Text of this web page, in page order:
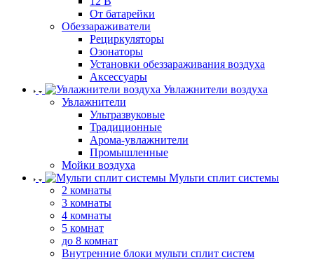
От батарейки
Обеззараживатели
Рециркуляторы
Озонаторы
Установки обеззараживания воздуха
Аксессуары
Увлажнители воздуха
Увлажнители
Ультразвуковые
Традиционные
Арома-увлажнители
Промышленные
Мойки воздуха
Мульти сплит системы
2 комнаты
3 комнаты
4 комнаты
5 комнат
до 8 комнат
Внутренние блоки мульти сплит систем